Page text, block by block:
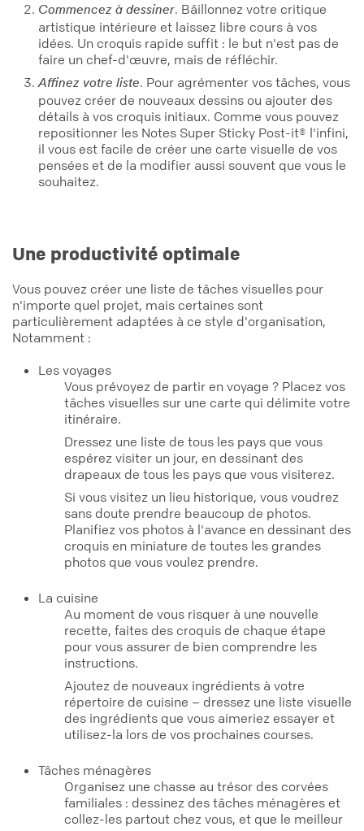
Commencez à dessiner. Bâillonnez votre critique
artistique intérieure et laissez libre cours à vos
idées. Un croquis rapide suffit : le but n'est pas de
faire un chef-d'œuvre, mais de réfléchir.
Affinez votre liste. Pour agrémenter vos tâches, vous
pouvez créer de nouveaux dessins ou ajouter des
détails à vos croquis initiaux. Comme vous pouvez
repositionner les Notes Super Sticky Post-it® l'infini,
il vous est facile de créer une carte visuelle de vos
pensées et de la modifier aussi souvent que vous le
souhaitez.
Une productivité optimale
Vous pouvez créer une liste de tâches visuelles pour
n'importe quel projet, mais certaines sont
particulièrement adaptées à ce style d'organisation,
Notamment :
Les voyages
Vous prévoyez de partir en voyage ? Placez vos
tâches visuelles sur une carte qui délimite votre
itinéraire.
Dressez une liste de tous les pays que vous
espérez visiter un jour, en dessinant des
drapeaux de tous les pays que vous visiterez.
Si vous visitez un lieu historique, vous voudrez
sans doute prendre beaucoup de photos.
Planifiez vos photos à l'avance en dessinant des
croquis en miniature de toutes les grandes
photos que vous voulez prendre.
La cuisine
Au moment de vous risquer à une nouvelle
recette, faites des croquis de chaque étape
pour vous assurer de bien comprendre les
instructions.
Ajoutez de nouveaux ingrédients à votre
répertoire de cuisine – dressez une liste visuelle
des ingrédients que vous aimeriez essayer et
utilisez-la lors de vos prochaines courses.
Tâches ménagères
Organisez une chasse au trésor des corvées
familiales : dessinez des tâches ménagères et
collez-les partout chez vous, et que le meilleur